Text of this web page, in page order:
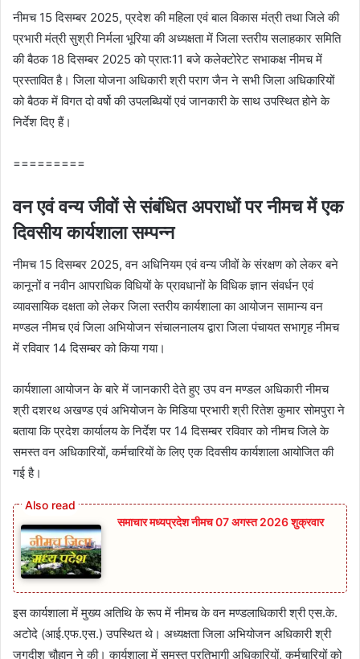
नीमच 15 दिसम्‍बर 2025, प्रदेश की महिला एवं बाल विकास मंत्री तथा जिले की
प्रभारी मंत्री सुश्री निर्मला भूरिया की अध्‍यक्षता में जिला स्‍तरीय सलाहकार समिति
की बैठक 18 दिसम्‍बर 2025 को प्रात:11 बजे कलेक्‍टोरेट सभाकक्ष नीमच में
प्रस्‍तावित है। जिला योजना अधिकारी श्री पराग जैन ने सभी जिला अधिकारियों
को बैठक में विगत दो वर्षो की उपलब्धियों एवं जानकारी के साथ उपस्थित होने के
निर्देश दिए हैं।
=========
वन एवं वन्य जीवों से संबंधित अपराधों पर नीमच में एक
दिवसीय कार्यशाला सम्पन्न
नीमच 15 दिसम्‍बर 2025, वन अधिनियम एवं वन्य जीवों के संरक्षण को लेकर बने
कानूनों व नवीन आपराधिक विधियों के प्रावधानों के विधिक ज्ञान संवर्धन एवं
व्यावसायिक दक्षता को लेकर जिला स्तरीय कार्यशाला का आयोजन सामान्य वन
मण्डल नीमच एवं जिला अभियोजन संचालनालय द्वारा जिला पंचायत सभागृह नीमच
में रविवार 14 दिसम्‍बर को किया गया।
कार्यशाला आयोजन के बारे में जानकारी देते हुए उप वन मण्डल अधिकारी नीमच
श्री दशरथ अखण्ड एवं अभियोजन के मिडिया प्रभारी श्री रितेश कुमार सोमपुरा ने
बताया कि प्रदेश कार्यालय के निर्देश पर 14 दिसम्बर रविवार को नीमच जिले के
समस्त वन अधिकारियों, कर्मचारियों के लिए एक दिवसीय कार्यशाला आयोजित की
गई है।
समाचार मध्यप्रदेश नीमच 07 अगस्त 2026 शुक्रवार
इस कार्यशाला में मुख्य अतिथि के रूप में नीमच के वन मण्डलाधिकारी श्री एस.के.
अटोदे (आई.एफ.एस.) उपस्थित थे। अध्यक्षता जिला अभियोजन अधिकारी श्री
जगदीश चौहान ने की। कार्यशाला में समस्त प्रतिभागी अधिकारियों, कर्मचारियों को